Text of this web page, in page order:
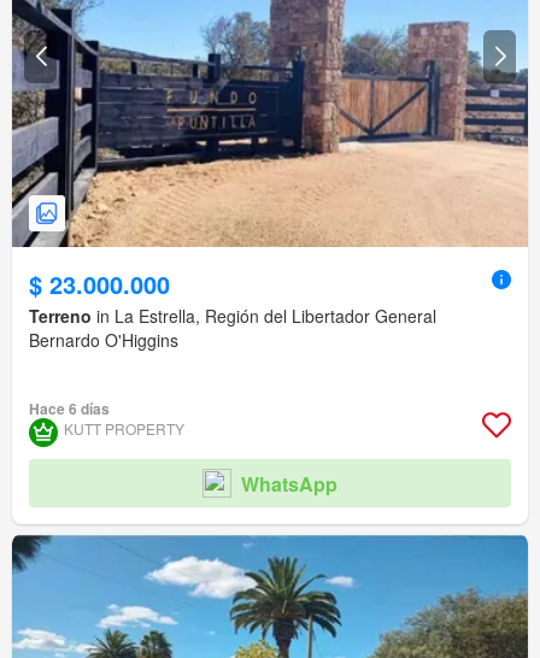
$ 23.000.000
Terreno in La Estrella, Región del Libertador General
Bernardo O'Higgins
Hace 6 días
KUTT PROPERTY
WhatsApp